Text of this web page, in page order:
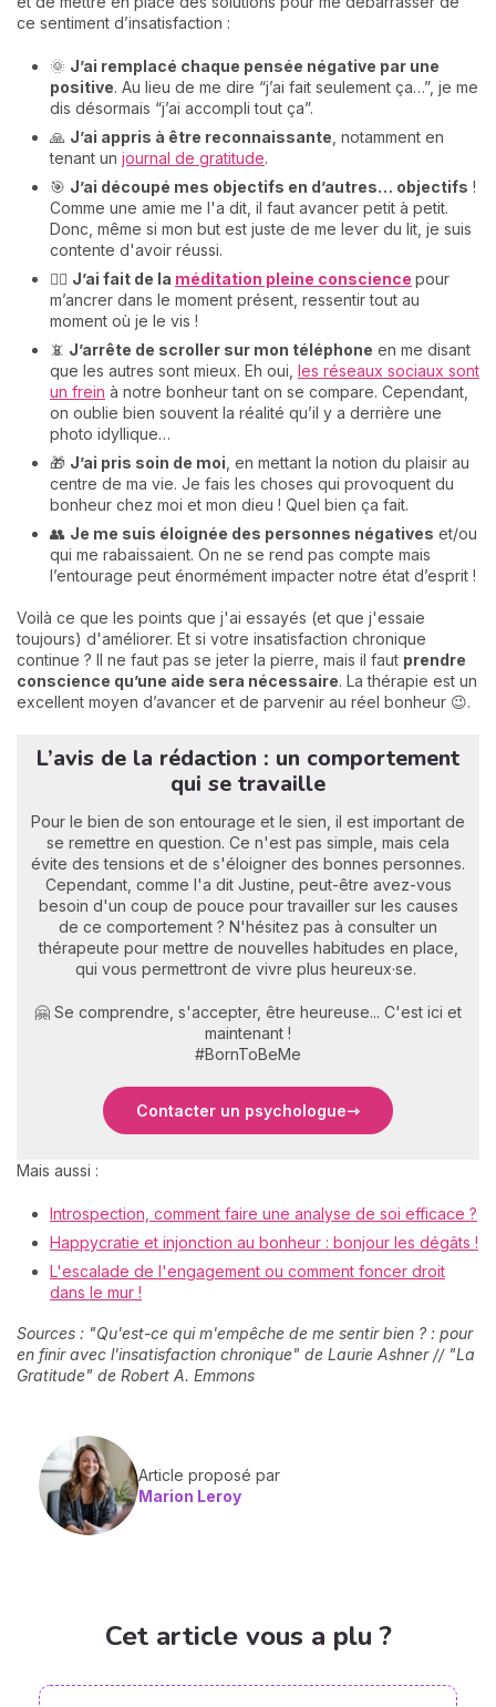
ce sentiment d’insatisfaction :
🌞 J’ai remplacé chaque pensée négative par une
positive. Au lieu de me dire “j’ai fait seulement ça…”, je me
dis désormais “j’ai accompli tout ça”.
🙏 J’ai appris à être reconnaissante , notamment en
tenant un journal de gratitude.
🎯 J’ai découpé mes objectifs en d’autres… objectifs !
Comme une amie me l'a dit, il faut avancer petit à petit.
Donc, même si mon but est juste de me lever du lit, je suis
contente d'avoir réussi.
🧘‍♀️ J’ai fait de la méditation pleine conscience pour
m’ancrer dans le moment présent, ressentir tout au
moment où je le vis !
📵 J’arrête de scroller sur mon téléphone en me disant
que les autres sont mieux. Eh oui, les réseaux sociaux sont
un frein à notre bonheur tant on se compare. Cependant,
on oublie bien souvent la réalité qu’il y a derrière une
photo idyllique…
🎁 J’ai pris soin de moi , en mettant la notion du plaisir au
centre de ma vie. Je fais les choses qui provoquent du
bonheur chez moi et mon dieu ! Quel bien ça fait.
👥 Je me suis éloignée des personnes négatives et/ou
qui me rabaissaient. On ne se rend pas compte mais
l’entourage peut énormément impacter notre état d’esprit !
Voilà ce que les points que j'ai essayés (et que j'essaie
toujours) d'améliorer. Et si votre insatisfaction chronique
continue ? Il ne faut pas se jeter la pierre, mais il faut prendre
conscience qu’une aide sera nécessaire. La thérapie est un
excellent moyen d’avancer et de parvenir au réel bonheur 😉.
L’avis de la rédaction : un comportement
qui se travaille
Pour le bien de son entourage et le sien, il est important de
se remettre en question. Ce n'est pas simple, mais cela
évite des tensions et de s'éloigner des bonnes personnes.
Cependant, comme l'a dit Justine, peut-être avez-vous
besoin d'un coup de pouce pour travailler sur les causes
de ce comportement ? N'hésitez pas à consulter un
thérapeute pour mettre de nouvelles habitudes en place,
qui vous permettront de vivre plus heureux·se.
🤗 Se comprendre, s'accepter, être heureuse... C'est ici et
maintenant !
#BornToBeMe
Contacter un psychologue
Mais aussi :
Introspection, comment faire une analyse de soi efficace ?
Happycratie et injonction au bonheur : bonjour les dégâts !
L'escalade de l'engagement ou comment foncer droit
dans le mur !
Sources : "Qu'est-ce qui m'empêche de me sentir bien ? : pour
en finir avec l'insatisfaction chronique" de Laurie Ashner // "La
Gratitude" de Robert A. Emmons
Article proposé par
Marion Leroy
Cet article vous a plu ?